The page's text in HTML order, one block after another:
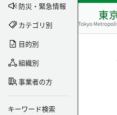
防災・緊急情報
カテゴリ別
目的別
組織別
事業者の方
キーワード検索